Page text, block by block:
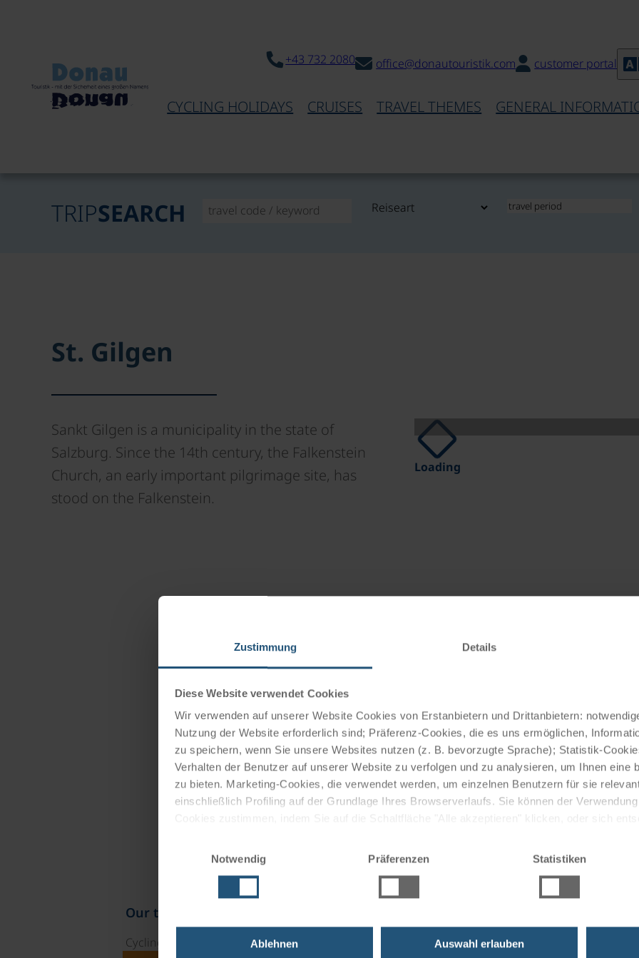
Zustimmung Details
Diese Website verwendet Cookies
Wir verwenden auf unserer Website Cookies von Erstanbietern und Drittanbietern:
Nutzung der Website erforderlich sind; Präferenz-Cookies, die es uns ermöglichen,
zu speichern, wenn Sie unsere Websites nutzen (z. B. bevorzugte Sprache); Statistik-
Verhalten der Benutzer auf unserer Website zu verfolgen und zu analysieren, um Ihnen eine
zu bieten. Marketing-Cookies, die verwendet werden, um einzelnen Benutzern für sie
einschließlich Profiling auf der Grundlage Ihres Browserverlaufs. Sie können der
Impressum Datenschutz
Notwendig
Präferenzen Statistiken
Ablehnen Auswahl erlauben
+43 732 2080 office@donautouristik.com customer portal
CYCLING HOLIDAYS CRUISES TRAVEL THEMES GENERAL
TRIPSEARCH
St. Gilgen
Sankt Gilgen is a municipality in the state of
Salzburg. Since the 14th century, the Falkenstein
Church, an early important pilgrimage site, has
stood on the Falkenstein.
Loading
Our travel catalogues
Cycling holidays, cruises and cycle cruises